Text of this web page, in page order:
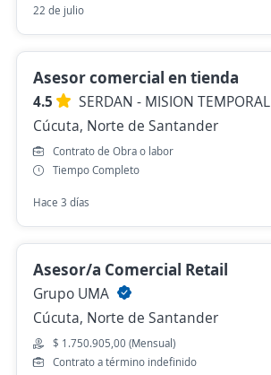
22 de julio
Asesor comercial en tienda
4.5
SERDAN - MISION TEMPORAL
Cúcuta, Norte de Santander
Contrato de Obra o labor
Tiempo Completo
Hace 3 días
Asesor/a Comercial Retail
Grupo UMA
Cúcuta, Norte de Santander
$ 1.750.905,00 (Mensual)
Contrato a término indefinido